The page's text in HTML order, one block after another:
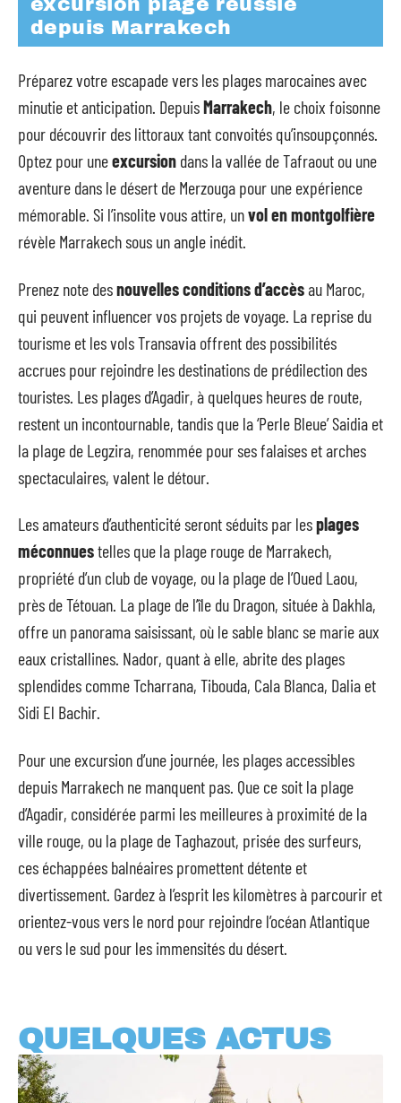
excursion plage réussie
depuis Marrakech
Préparez votre escapade vers les plages marocaines avec
minutie et anticipation. DepuisMarrakech, le choix foisonne
pour découvrir des littoraux tant convoités qu’insoupçonnés.
Optez pour uneexcursion dans la vallée de Tafraout ou une
aventure dans le désert de Merzouga pour une expérience
mémorable. Si l’insolite vous attire, unvol en montgolfière
révèle Marrakech sous un angle inédit.
Prenez note desnouvelles conditions d’accèsau Maroc,
qui peuvent influencer vos projets de voyage. La reprise du
tourisme et les vols Transavia offrent des possibilités
accrues pour rejoindre les destinations de prédilection des
touristes. Les plages d’Agadir, à quelques heures de route,
restent un incontournable, tandis que la ‘Perle Bleue’ Saidia et
la plage de Legzira, renommée pour ses falaises et arches
spectaculaires, valent le détour.
Les amateurs d’authenticité seront séduits par lesplages
méconnuestelles que la plage rouge de Marrakech,
propriété d’un club de voyage, ou la plage de l’Oued Laou,
près de Tétouan. La plage de l’île du Dragon, située à Dakhla,
offre un panorama saisissant, où le sable blanc se marie aux
eaux cristallines. Nador, quant à elle, abrite des plages
splendides comme Tcharrana, Tibouda, Cala Blanca, Dalia et
Sidi El Bachir.
Pour une excursion d’une journée, les plages accessibles
depuis Marrakech ne manquent pas. Que ce soit la plage
d’Agadir, considérée parmi les meilleures à proximité de la
ville rouge, ou la plage de Taghazout, prisée des surfeurs,
ces échappées balnéaires promettent détente et
divertissement. Gardez à l’esprit les kilomètres à parcourir et
orientez-vous vers le nord pour rejoindre l’océan Atlantique
ou vers le sud pour les immensités du désert.
QUELQUES ACTUS